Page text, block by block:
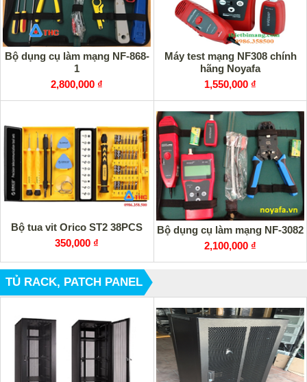
Bộ dụng cụ làm mạng NF-868-
1
2,800,000 ₫
Máy test mạng NF308 chính
hãng Noyafa
1,550,000 ₫
Bộ tua vit Orico ST2 38PCS
350,000 ₫
Bộ dụng cụ làm mạng NF-3082
2,100,000 ₫
TỦ RACK, PATCH PANEL